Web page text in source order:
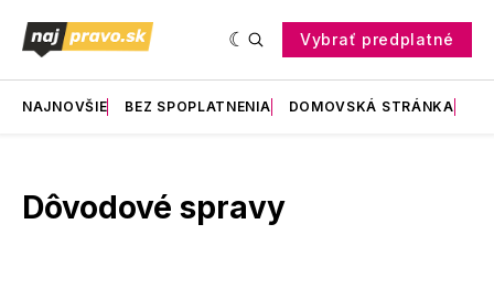
Vybrať predplatné
NAJNOVŠIE BEZ SPOPLATNENIA DOMOVSKÁ STRÁNKA
Dôvodové spravy